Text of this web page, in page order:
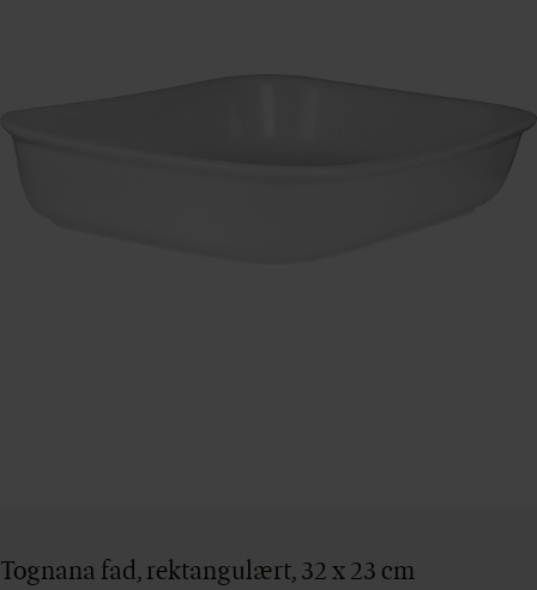
Tognana fad, rektangulært, 32 x 23 cm